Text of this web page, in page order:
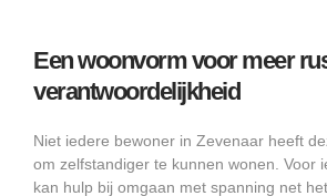
Een woonvorm voor meer
verantwoordelijkheid
Niet iedere bewoner in Zevenaar heeft
om zelfstandiger te kunnen wonen. Voor
kan hulp bij omgaan met spanning net